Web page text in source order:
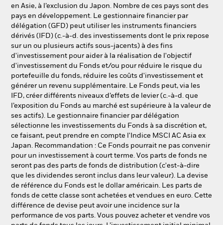
Notre société
en Asie, à l’exclusion du Japon. Nombre de ces pays sont des
pays en développement. Le gestionnaire financier par
délégation (GFD) peut utiliser les instruments financiers
dérivés (IFD) (c.-à-d. des investissements dont le prix repose
sur un ou plusieurs actifs sous-jacents) à des fins
d'investissement pour aider à la réalisation de l'objectif
d'investissement du Fonds et/ou pour réduire le risque du
portefeuille du fonds, réduire les coûts d'investissement et
générer un revenu supplémentaire. Le Fonds peut, via les
IFD, créer différents niveaux d’effets de levier (c.-à-d. que
l’exposition du Fonds au marché est supérieure à la valeur de
ses actifs). Le gestionnaire financier par délégation
sélectionne les investissements du Fonds à sa discrétion et,
ce faisant, peut prendre en compte l'Indice MSCI AC Asia ex
Japan. Recommandation : Ce Fonds pourrait ne pas convenir
pour un investissement à court terme. Vos parts de fonds ne
seront pas des parts de fonds de distribution (c'est-à-dire
que les dividendes seront inclus dans leur valeur). La devise
de référence du Fonds est le dollar américain. Les parts de
fonds de cette classe sont achetées et vendues en euro. Cette
différence de devise peut avoir une incidence sur la
performance de vos parts. Vous pouvez acheter et vendre vos